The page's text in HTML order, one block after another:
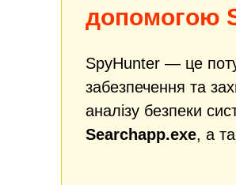
допомогою
SpyHunter — це
забезпечення та
аналізу безпеки
Searchapp.exe, а